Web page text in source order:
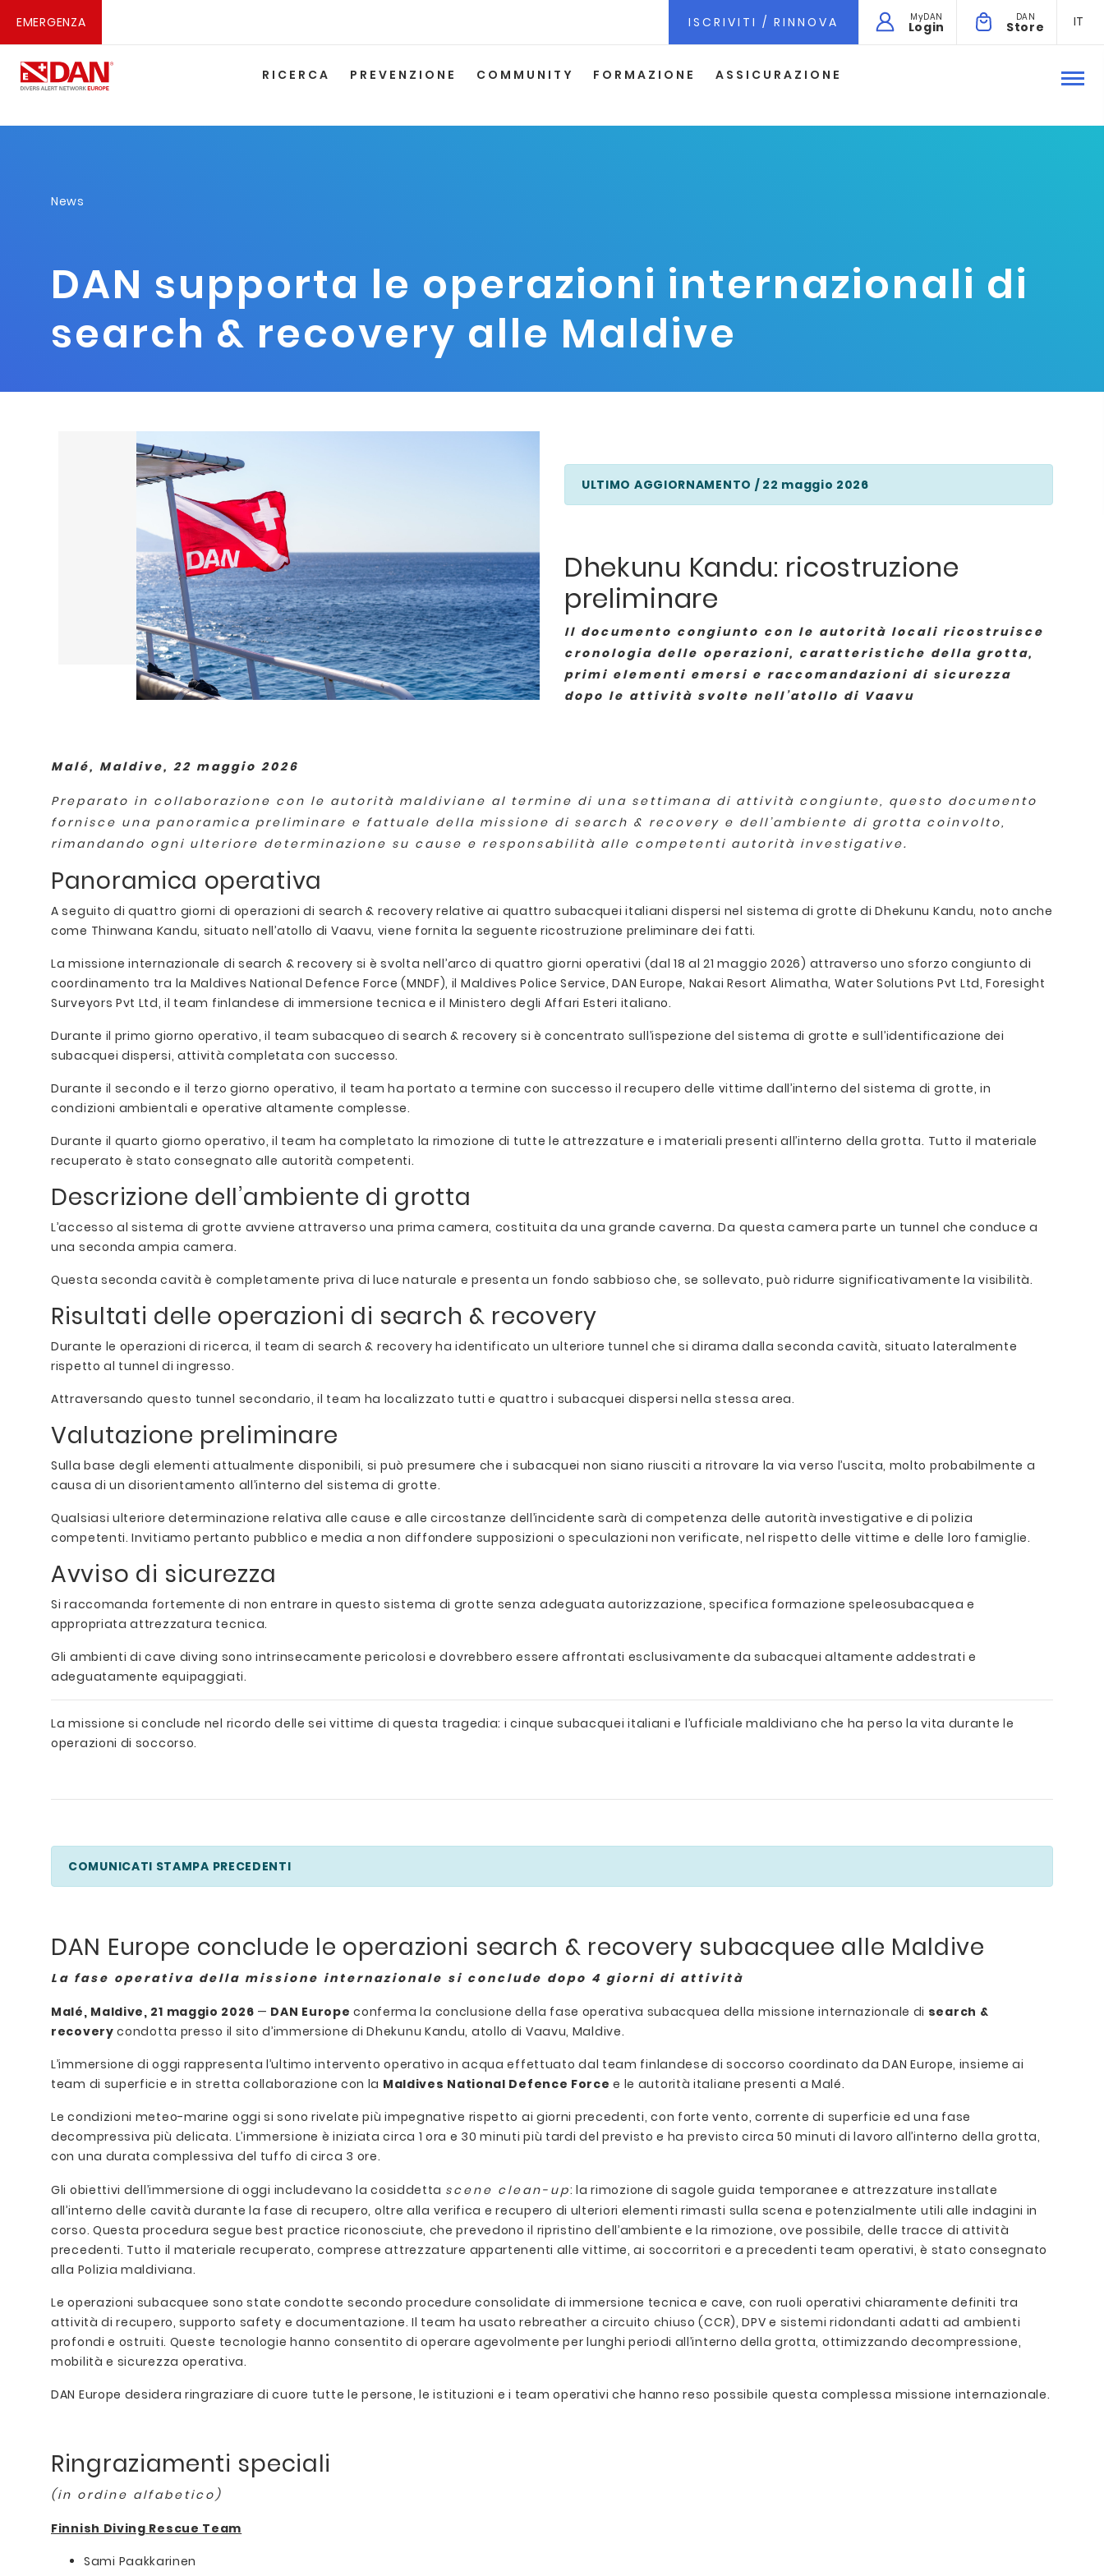
EMERGENZA IT
DAN
Store
MyDAN
Login
ISCRIVITI / RINNOVA
RICERCA PREVENZIONE COMMUNITY FORMAZIONE ASSICURAZIONE
News
DAN supporta le operazioni internazionali di
search & recovery alle Maldive
ULTIMO AGGIORNAMENTO / 22 maggio 2026
Dhekunu Kandu: ricostruzione
preliminare
Il documento congiunto con le autorità locali ricostruisce
cronologia delle operazioni, caratteristiche della grotta,
primi elementi emersi e raccomandazioni di sicurezza
dopo le attività svolte nell’atollo di Vaavu
Malé, Maldive, 22 maggio 2026
Preparato in collaborazione con le autorità maldiviane al termine di una settimana di attività congiunte, questo documento
fornisce una panoramica preliminare e fattuale della missione di search & recovery e dell’ambiente di grotta coinvolto,
rimandando ogni ulteriore determinazione su cause e responsabilità alle competenti autorità investigative.
Panoramica operativa
A seguito di quattro giorni di operazioni di search & recovery relative ai quattro subacquei italiani dispersi nel sistema di grotte di Dhekunu Kandu, noto anche
come Thinwana Kandu, situato nell’atollo di Vaavu, viene fornita la seguente ricostruzione preliminare dei fatti.
La missione internazionale di search & recovery si è svolta nell’arco di quattro giorni operativi (dal 18 al 21 maggio 2026) attraverso uno sforzo congiunto di
coordinamento tra la Maldives National Defence Force (MNDF), il Maldives Police Service, DAN Europe, Nakai Resort Alimatha, Water Solutions Pvt Ltd, Foresight
Surveyors Pvt Ltd, il team finlandese di immersione tecnica e il Ministero degli Affari Esteri italiano.
Durante il primo giorno operativo, il team subacqueo di search & recovery si è concentrato sull’ispezione del sistema di grotte e sull’identificazione dei
subacquei dispersi, attività completata con successo.
Durante il secondo e il terzo giorno operativo, il team ha portato a termine con successo il recupero delle vittime dall’interno del sistema di grotte, in
condizioni ambientali e operative altamente complesse.
Durante il quarto giorno operativo, il team ha completato la rimozione di tutte le attrezzature e i materiali presenti all’interno della grotta. Tutto il materiale
recuperato è stato consegnato alle autorità competenti.
Descrizione dell’ambiente di grotta
L’accesso al sistema di grotte avviene attraverso una prima camera, costituita da una grande caverna. Da questa camera parte un tunnel che conduce a
una seconda ampia camera.
Questa seconda cavità è completamente priva di luce naturale e presenta un fondo sabbioso che, se sollevato, può ridurre significativamente la visibilità.
Risultati delle operazioni di search & recovery
Durante le operazioni di ricerca, il team di search & recovery ha identificato un ulteriore tunnel che si dirama dalla seconda cavità, situato lateralmente
rispetto al tunnel di ingresso.
Attraversando questo tunnel secondario, il team ha localizzato tutti e quattro i subacquei dispersi nella stessa area.
Valutazione preliminare
Sulla base degli elementi attualmente disponibili, si può presumere che i subacquei non siano riusciti a ritrovare la via verso l’uscita, molto probabilmente a
causa di un disorientamento all’interno del sistema di grotte.
Qualsiasi ulteriore determinazione relativa alle cause e alle circostanze dell’incidente sarà di competenza delle autorità investigative e di polizia
competenti. Invitiamo pertanto pubblico e media a non diffondere supposizioni o speculazioni non verificate, nel rispetto delle vittime e delle loro famiglie.
Avviso di sicurezza
Si raccomanda fortemente di non entrare in questo sistema di grotte senza adeguata autorizzazione, specifica formazione speleosubacquea e
appropriata attrezzatura tecnica.
Gli ambienti di cave diving sono intrinsecamente pericolosi e dovrebbero essere affrontati esclusivamente da subacquei altamente addestrati e
adeguatamente equipaggiati.
La missione si conclude nel ricordo delle sei vittime di questa tragedia: i cinque subacquei italiani e l’ufficiale maldiviano che ha perso la vita durante le
operazioni di soccorso.
COMUNICATI STAMPA PRECEDENTI
DAN Europe conclude le operazioni search & recovery subacquee alle Maldive
La fase operativa della missione internazionale si conclude dopo 4 giorni di attività
Malé, Maldive, 21 maggio 2026 — DAN Europe conferma la conclusione della fase operativa subacquea della missione internazionale di search &
recovery condotta presso il sito d’immersione di Dhekunu Kandu, atollo di Vaavu, Maldive.
L’immersione di oggi rappresenta l’ultimo intervento operativo in acqua effettuato dal team finlandese di soccorso coordinato da DAN Europe, insieme ai
team di superficie e in stretta collaborazione con la Maldives National Defence Force e le autorità italiane presenti a Malé.
Le condizioni meteo-marine oggi si sono rivelate più impegnative rispetto ai giorni precedenti, con forte vento, corrente di superficie ed una fase
decompressiva più delicata. L’immersione è iniziata circa 1 ora e 30 minuti più tardi del previsto e ha previsto circa 50 minuti di lavoro all’interno della grotta,
con una durata complessiva del tuffo di circa 3 ore.
Gli obiettivi dell’immersione di oggi includevano la cosiddetta scene clean-up: la rimozione di sagole guida temporanee e attrezzature installate
all’interno delle cavità durante la fase di recupero, oltre alla verifica e recupero di ulteriori elementi rimasti sulla scena e potenzialmente utili alle indagini in
corso. Questa procedura segue best practice riconosciute, che prevedono il ripristino dell’ambiente e la rimozione, ove possibile, delle tracce di attività
precedenti. Tutto il materiale recuperato, comprese attrezzature appartenenti alle vittime, ai soccorritori e a precedenti team operativi, è stato consegnato
alla Polizia maldiviana.
Le operazioni subacquee sono state condotte secondo procedure consolidate di immersione tecnica e cave, con ruoli operativi chiaramente definiti tra
attività di recupero, supporto safety e documentazione. Il team ha usato rebreather a circuito chiuso (CCR), DPV e sistemi ridondanti adatti ad ambienti
profondi e ostruiti. Queste tecnologie hanno consentito di operare agevolmente per lunghi periodi all’interno della grotta, ottimizzando decompressione,
mobilità e sicurezza operativa.
DAN Europe desidera ringraziare di cuore tutte le persone, le istituzioni e i team operativi che hanno reso possibile questa complessa missione internazionale.
Ringraziamenti speciali
(in ordine alfabetico)
Finnish Diving Rescue Team
Sami Paakkarinen